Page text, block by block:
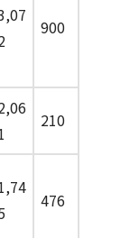
900
210
476